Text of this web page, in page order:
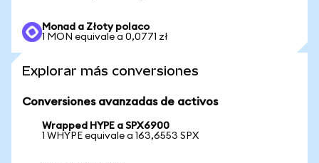
Monad a Złoty polaco
1 MON equivale a 0,0771 zł
Explorar más conversiones
Conversiones avanzadas de activos
Wrapped HYPE a SPX6900
1 WHYPE equivale a 163,6553 SPX